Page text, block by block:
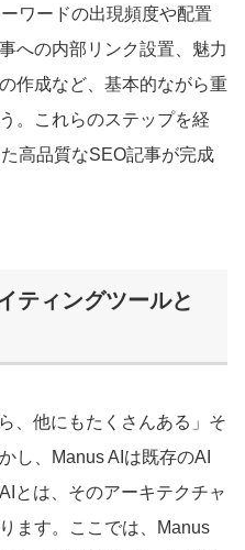
ワードの出現頻度や配置
への内部リンク設置、魅力
作成など、基本的ながら重
。これらのステップを経
高品質なSEO記事が完成
ティングツールと
、他にもたくさんある」そ
し、Manus AIは既存のAI
とは、そのアーキテクチャ
ます。ここでは、Manus